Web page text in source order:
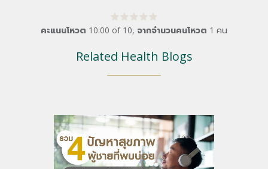
คะแนนโหวต 10.00 of 10, จากจำนวนคนโหวต 1 คน
Related Health Blogs